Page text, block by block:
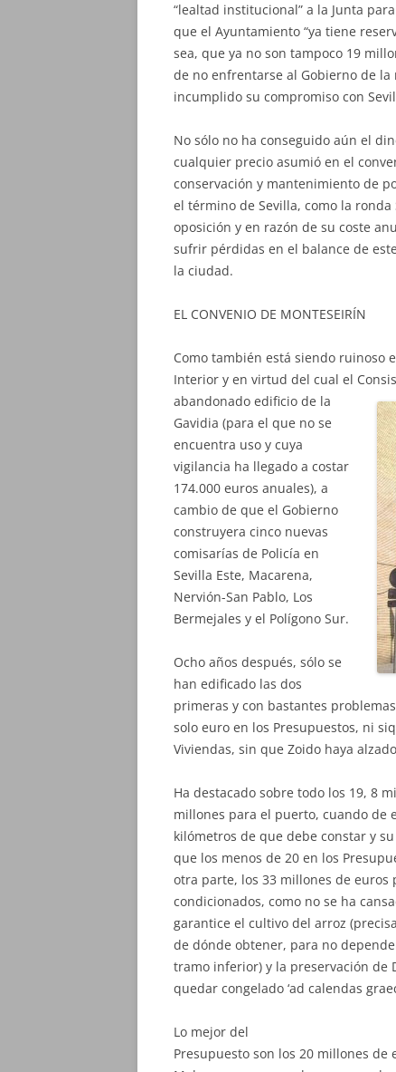
“lealtad institucional” a la Junta
que el Ayuntamiento “ya tiene
sea, que ya no son tampoco 19
de no enfrentarse al Gobierno de
incumplido su compromiso con
No sólo no ha conseguido aún el
cualquier precio asumió en el
conservación y mantenimiento de
el término de Sevilla, como la
oposición y en razón de su coste
sufrir pérdidas en el balance de
la ciudad.
EL CONVENIO DE MONTESEIRÍN
Como también está siendo ruinoso
Interior y en virtud del cual el
abandonado edificio de la
Gavidia (para el que no se
encuentra uso y cuya
vigilancia ha llegado a costar
174.000 euros anuales), a
cambio de que el Gobierno
construyera cinco nuevas
comisarías de Policía en
Sevilla Este, Macarena,
Nervión-San Pablo, Los
Bermejales y el Polígono Sur.
Ocho años después, sólo se
han edificado las dos
primeras y con bastantes
solo euro en los Presupuestos, ni
Viviendas, sin que Zoido haya
Ha destacado sobre todo los 19, 8
millones para el puerto, cuando de
kilómetros de que debe constar y
que los menos de 20 en los
otra parte, los 33 millones de
condicionados, como no se ha
garantice el cultivo del arroz
de dónde obtener, para no
tramo inferior) y la preservación de
quedar congelado ‘ad calendas
Lo mejor del
Presupuesto son los 20 millones